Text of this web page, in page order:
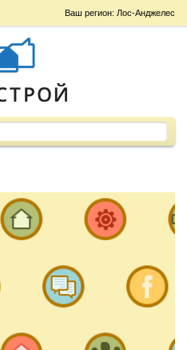
Ваш регион: Лос-Анджелес